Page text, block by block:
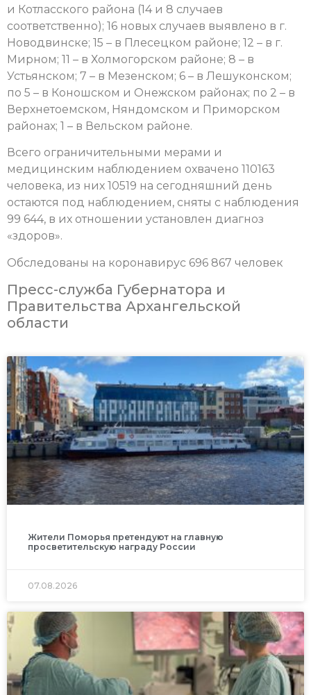
и Котласского района (14 и 8 случаев
соответственно); 16 новых случаев выявлено в г.
Новодвинске; 15 – в Плесецком районе; 12 – в г.
Мирном; 11 – в Холмогорском районе; 8 – в
Устьянском; 7 – в Мезенском; 6 – в Лешуконском;
по 5 – в Коношском и Онежском районах; по 2 – в
Верхнетоемском, Няндомском и Приморском
районах; 1 – в Вельском районе.
Всего ограничительными мерами и
медицинским наблюдением охвачено 110163
человека, из них 10519 на сегодняшний день
остаются под наблюдением, сняты с наблюдения
99 644, в их отношении установлен диагноз
«здоров».
Обследованы на коронавирус 696 867 человек
Пресс-служба Губернатора и
Правительства Архангельской
области
Жители Поморья претендуют на главную
просветительскую награду России
07.08.2026